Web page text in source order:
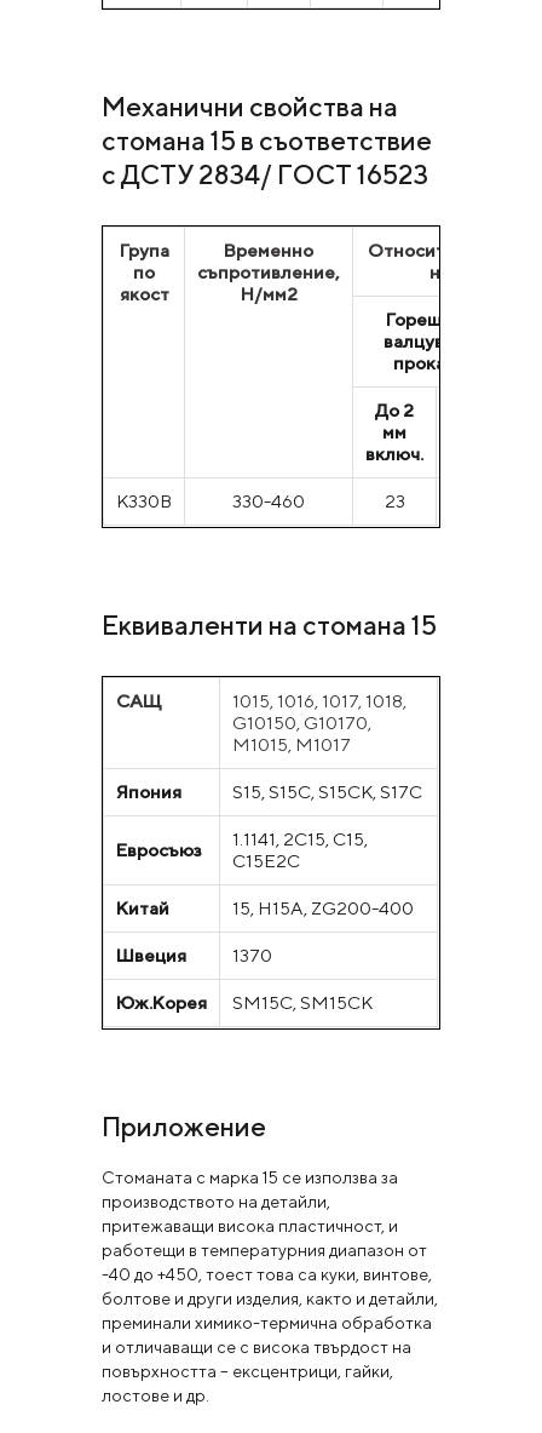
Механични свойства на
стомана 15 в съответствие
с ДСТУ 2834/ ГОСТ 16523
Група
по
якост
Временно
съпротивление,
Н/мм2
Относително
не по-малко
Горещо-
валцуван
прокат
До 2
мм
включ.
К330В 330-460 23
Еквиваленти на стомана 15
САЩ
1015, 1016, 1017, 1018,
G10150, G10170,
M1015, M1017
Япония S15, S15C, S15CK, S17C
Евросъюз
1.1141, 2C15, C15,
C15E2C
Китай 15, H15A, ZG200-400
Швеция 1370
Юж.Корея SM15C, SM15CK
Приложение
Стоманата с марка 15 се използва за
производството на детайли,
притежаващи висока пластичност, и
работещи в температурния диапазон от
-40 до +450, тоест това са куки, винтове,
болтове и други изделия, както и детайли,
преминали химико-термична обработка
и отличаващи се с висока твърдост на
повърхността – ексцентрици, гайки,
лостове и др.